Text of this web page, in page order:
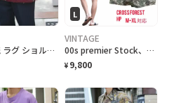
古着 絨毯 ラグ ショルダーバッグ ハンドメイド リメイク バッグ 花
L
VINTAGE
00s premier Stock、circus cross ForestHP
¥ 9,800